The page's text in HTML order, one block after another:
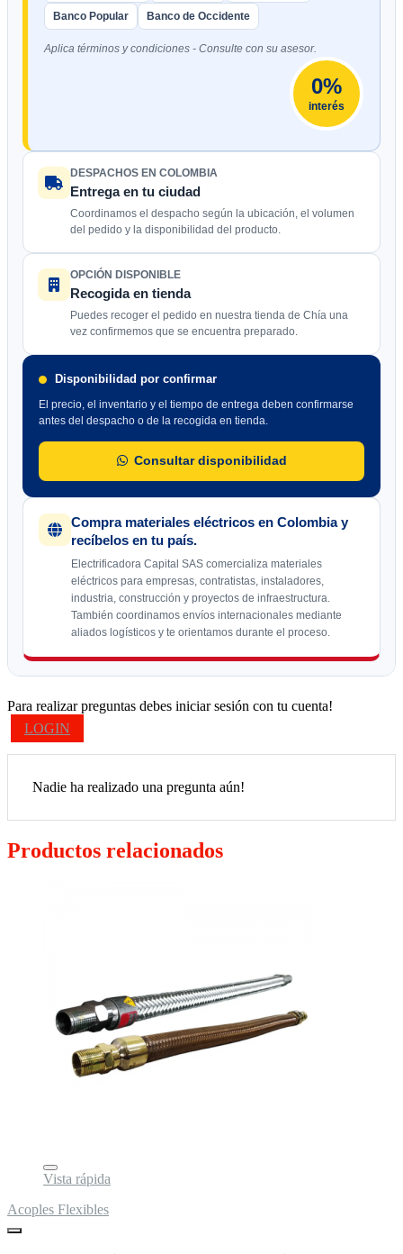
Banco Popular Banco de Occidente
Aplica términos y condiciones - Consulte con su asesor.
0%
interés
DESPACHOS EN COLOMBIA
Entrega en tu ciudad
Coordinamos el despacho según la ubicación, el volumen
del pedido y la disponibilidad del producto.
OPCIÓN DISPONIBLE
Recogida en tienda
Puedes recoger el pedido en nuestra tienda de Chía una
vez confirmemos que se encuentra preparado.
Disponibilidad por confirmar
El precio, el inventario y el tiempo de entrega deben confirmarse
antes del despacho o de la recogida en tienda.
Consultar disponibilidad
Compra materiales eléctricos en Colombia y
recíbelos en tu país.
Electrificadora Capital SAS comercializa materiales
eléctricos para empresas, contratistas, instaladores,
industria, construcción y proyectos de infraestructura.
También coordinamos envíos internacionales mediante
aliados logísticos y te orientamos durante el proceso.
Para realizar preguntas debes iniciar sesión con tu cuenta!
LOGIN
Nadie ha realizado una pregunta aún!
Productos relacionados
Vista rápida
Acoples Flexibles